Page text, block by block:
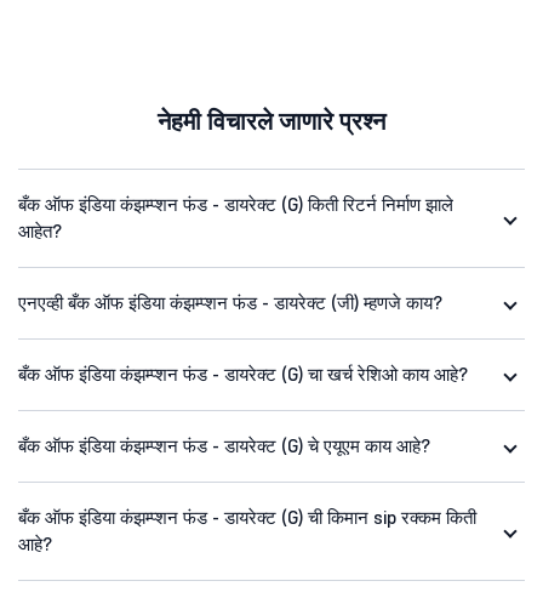
नेहमी विचारले जाणारे प्रश्न
बँक ऑफ इंडिया कंझम्प्शन फंड - डायरेक्ट (G) किती रिटर्न निर्माण झाले
आहेत?
एनएव्ही बँक ऑफ इंडिया कंझम्प्शन फंड - डायरेक्ट (जी) म्हणजे काय?
बँक ऑफ इंडिया कंझम्प्शन फंड - डायरेक्ट (G) चा खर्च रेशिओ काय आहे?
बँक ऑफ इंडिया कंझम्प्शन फंड - डायरेक्ट (G) चे एयूएम काय आहे?
बँक ऑफ इंडिया कंझम्प्शन फंड - डायरेक्ट (G) ची किमान sip रक्कम किती
आहे?